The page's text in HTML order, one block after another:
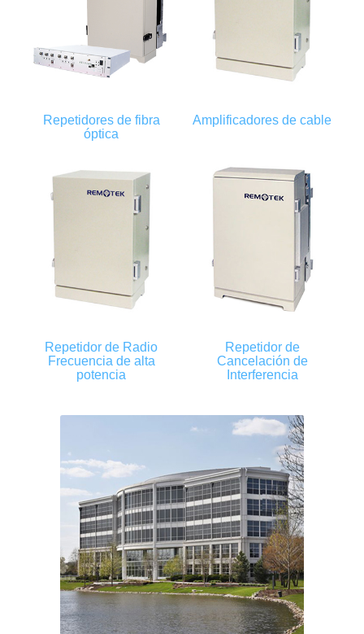
Repetidores de fibra
óptica
Amplificadores de cable
Repetidor de Radio
Frecuencia de alta
potencia
Repetidor de
Cancelación de
Interferencia